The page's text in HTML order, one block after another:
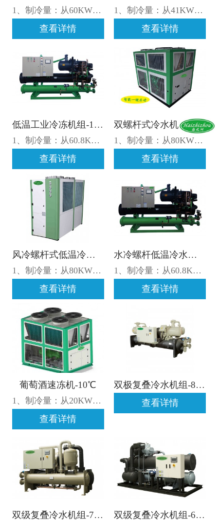
1、制冷量：从60KW至596KW,流量：12 m³/h至113 m³/h； 2、出水温度-5℃至25±1℃可调； 3、电源制式:3P-380V-50Hz,允许电压波动±10%,允许相间电压差±2%； 4、制冷剂R22/R407C/R410a可选择； 5、汽车运输，货到用户使用地点； 注：如需了解更多低温乙二醇冷冻机详情，请咨询025-57666086 19951987151；
查看详情
1、制冷量：从41KW至392.2KW,流量：8 m³/h至79 m³/h； 2、出水温度-35℃至25±5℃可调； 3、电源制式:3P-380V-50Hz,允许电压波动±10%,允许相间电压差±2%； 4、制冷剂R22/R407C/R410a可选择； 5、汽车运输，货到用户使用地点； 注：如需了解更多水冷螺杆工业冷冻机详情，请咨询025-57666086 19951987151；
查看详情
低温工业冷冻机组-15℃
1、制冷量：从60.8KW至492.2KW,流量：12 m³/h至86 m³/h； 2、出水温度-15℃至25±5℃可调； 3、电源制式:3P-380V-50Hz,允许电压波动±10%,允许相间电压差±2%； 4、制冷剂R22/R407C/R410a可选择； 5、汽车运输，货到用户使用地点； 注：如需了解更多低温工业冷冻机组详情，请咨询025-57666086 19951987151；
查看详情
双螺杆式冷水机组（5-25℃）
1、制冷量：从80KW至1550KW,流量：14m³/h至266m³/h； 2、出水温度-15℃至25±5℃设定； 3、电源制式:3P-380V-50Hz,允许电压波动±10%,允许相间电压差±2%； 4、制冷剂R22/R407C/R134a可选择； 5、汽车运输，货到用户使用地点； 6、注：如需了解更多双螺杆式冷水机组详情，请咨询025-57666086 19951987151；
查看详情
风冷螺杆式低温冷水机组-10℃
1、制冷量：从80KW至1550KW,流量：14m³/h至266m³/h； 2、出水温度-15℃至20±1℃设定； 3、电源制式:3P-380V-50Hz,允许电压波动±10%,允许相间电压差±2%； 4、制冷剂R22/R407C/R134a可选择； 5、汽车运输，货到用户使用地点； 6、注：如需了解更多风冷螺杆式低温冷水机组详情，请咨询025-57666086 19951987151；
查看详情
水冷螺杆低温冷水机-5℃
1、制冷量：从60.8KW至492.2KW,流量：12 m³/h至86 m³/h； 2、出水温度-25℃至25±5℃可调； 3、电源制式:3P-380V-50Hz,允许电压波动±10%,允许相间电压差±2%； 4、制冷剂R22/R407C/R410a可选择； 5、汽车运输，货到用户使用地点； 注：如需了解更多水冷螺杆低温冷水机详情，请咨询025-57666086 19951987151；
查看详情
葡萄酒速冻机-10℃
1、制冷量：从20KW至1550KW,葡萄酒处理量 0.1m³/h至20m³/h，酒液直接送入机组冷却； 2、出水温度-10℃至15±1℃可自由设定； 3、电源制式:3P-380V-50Hz,允许电压波动±10%,允许相间电压差±2%； 4、制冷剂R22/R407C/R134a可选择； 5、汽车运输，货到用户使用地点； 6、注：如需了解更多葡萄酒速冻机详情，请咨询025-57666086 19951987151；
查看详情
双极复叠冷水机组-80℃
查看详情
双级复叠冷水机组-70℃ 双级复叠冷水机组-60℃